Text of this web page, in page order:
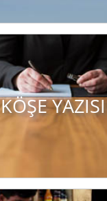
KÖŞE YAZISI